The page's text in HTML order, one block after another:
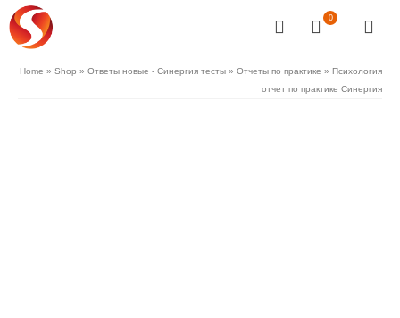
0
Home » Shop » Ответы новые - Синергия тесты » Отчеты по практике » Психология
отчет по практике Синергия